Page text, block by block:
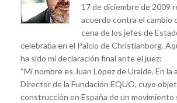
17 de diciembre de 2009
acuerdo contra el cambio
cena de los jefes de
celebraba en el Palcio de Christianborg.
ha sido mi declaración final ante el juez:
“Mi nombre es Juan López de Uralde. En la
Director de la Fundación EQUO, cuyo
construcción en España de un movimiento